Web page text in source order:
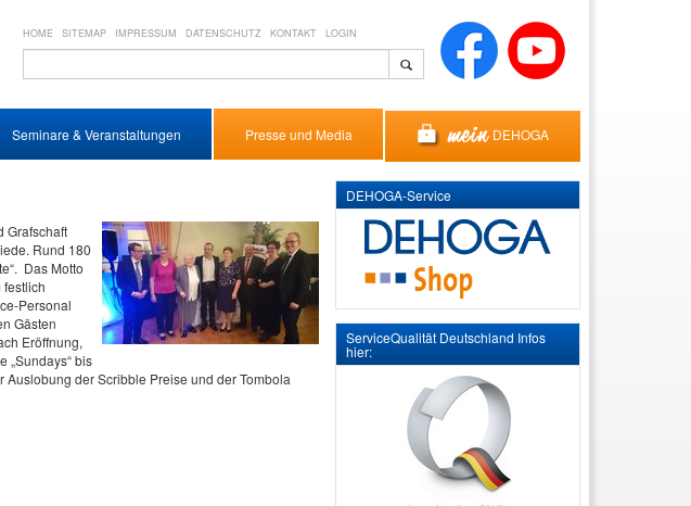
HOME SITEMAP IMPRESSUM DATENSCHUTZ KONTAKT LOGIN
Seminare & Veranstaltungen Presse und Media DEHOGA
Grafschaft
Rund 180
Das Motto
Personal
Gästen
Eröffnung,
„Sundays“ bis
der Scribble Preise und der Tombola
DEHOGA-Service
ServiceQualität Deutschland Infos
hier: